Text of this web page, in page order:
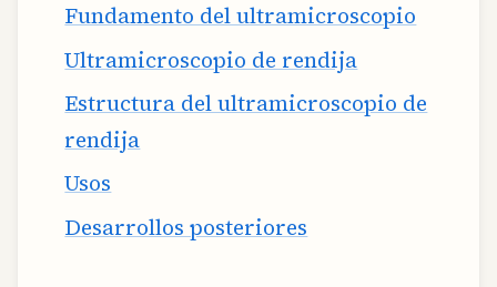
Fundamento del ultramicroscopio
Ultramicroscopio de rendija
Estructura del ultramicroscopio de
rendija
Usos
Desarrollos posteriores